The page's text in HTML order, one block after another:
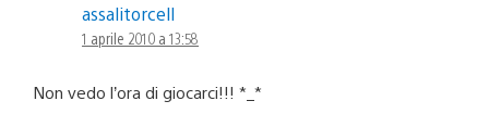
assalitorcell
1 aprile 2010 a 13:58
Non vedo l’ora di giocarci!!! *_*